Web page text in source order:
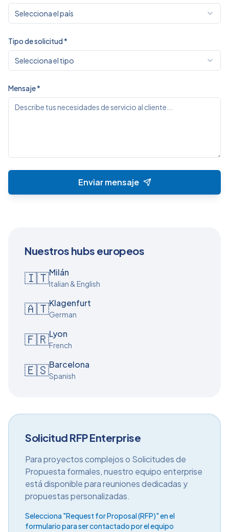
Selecciona el país
Tipo de solicitud*
Selecciona el tipo
Mensaje*
Enviar mensaje
Nuestros hubs europeos
🇮🇹Milán
Italian & English
🇦🇹Klagenfurt
German
🇫🇷Lyon
French
🇪🇸Barcelona
Spanish
Solicitud RFP Enterprise
Para proyectos complejos o Solicitudes de
Propuesta formales, nuestro equipo enterprise
está disponible para reuniones dedicadas y
propuestas personalizadas.
Selecciona "Request for Proposal (RFP)" en el
formulario para ser contactado por el equipo